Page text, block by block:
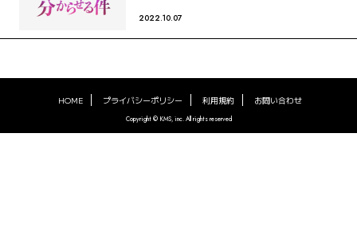
2022.10.07
HOME プライバシーポリシー 利用規約 お問い合わせ
Copyright © KMS, inc. All rights reserved